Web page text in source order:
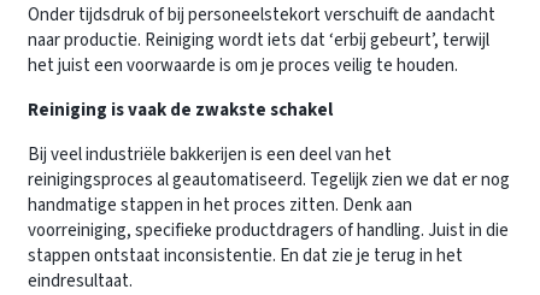
Onder tijdsdruk of bij personeelstekort verschuift de aandacht
naar productie. Reiniging wordt iets dat ‘erbij gebeurt’, terwijl
het juist een voorwaarde is om je proces veilig te houden.
Reiniging is vaak de zwakste schakel
Bij veel industriële bakkerijen is een deel van het
reinigingsproces al geautomatiseerd. Tegelijk zien we dat er nog
handmatige stappen in het proces zitten. Denk aan
voorreiniging, specifieke productdragers of handling. Juist in die
stappen ontstaat inconsistentie. En dat zie je terug in het
eindresultaat.